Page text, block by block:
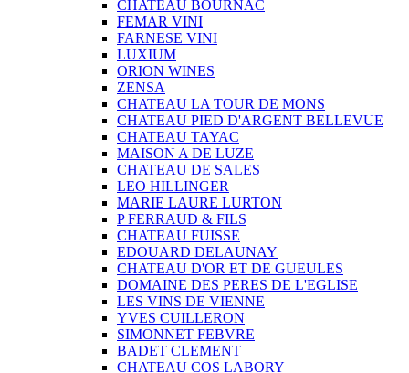
CHATEAU BOURNAC
FEMAR VINI
FARNESE VINI
LUXIUM
ORION WINES
ZENSA
CHATEAU LA TOUR DE MONS
CHATEAU PIED D'ARGENT BELLEVUE
CHATEAU TAYAC
MAISON A DE LUZE
CHATEAU DE SALES
LEO HILLINGER
MARIE LAURE LURTON
P FERRAUD & FILS
CHATEAU FUISSE
EDOUARD DELAUNAY
CHATEAU D'OR ET DE GUEULES
DOMAINE DES PERES DE L'EGLISE
LES VINS DE VIENNE
YVES CUILLERON
SIMONNET FEBVRE
BADET CLEMENT
CHATEAU COS LABORY